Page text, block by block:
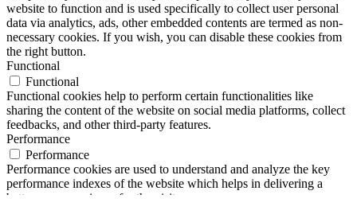
website to function and is used specifically to collect user personal
data via analytics, ads, other embedded contents are termed as non-
necessary cookies. If you wish, you can disable these cookies from
the right button.
Functional
Functional
Functional cookies help to perform certain functionalities like
sharing the content of the website on social media platforms, collect
feedbacks, and other third-party features.
Performance
Performance
Performance cookies are used to understand and analyze the key
performance indexes of the website which helps in delivering a
better user experience for the visitors.